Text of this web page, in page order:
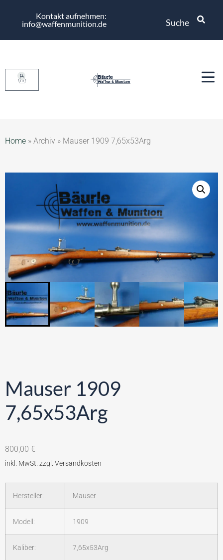
Kontakt aufnehmen:
info@waffenmunition.de
Suche
0
Home » Archiv » Mauser 1909 7,65x53Arg
Mauser 1909
7,65x53Arg
800,00 €
Hersteller: Mauser
Modell: 1909
Kaliber: 7,65x53Arg